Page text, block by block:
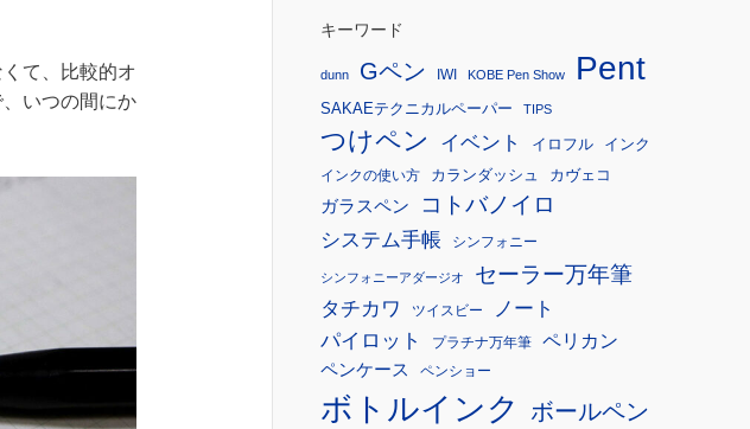
て、比較的オ
いつの間にか
キーワード
dunn Gペン IWI KOBE Pen Show Pent
SAKAEテクニカルペーパー TIPS
つけペン イベント イロフル インク
インクの使い方 カランダッシュ カヴェコ
ガラスペン コトバノイロ
システム手帳 シンフォニー
シンフォニーアダージオ セーラー万年筆
タチカワ ツイスビー
ノート
パイロット
プラチナ万年筆 ペリカン
ペンケース ペンショー
ボトルインク ボールペン